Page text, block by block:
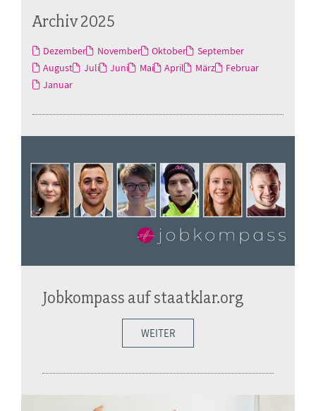
Archiv 2025
Dezember November Oktober
September
August
Juli Juni Mai April März
Februar
Januar
Jobkompass auf staatklar.org
WEITER